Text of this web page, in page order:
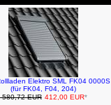
Elektro SML FK04 0000S
(für FK04, F04, 204)
580,72 EUR 412,00 EUR*